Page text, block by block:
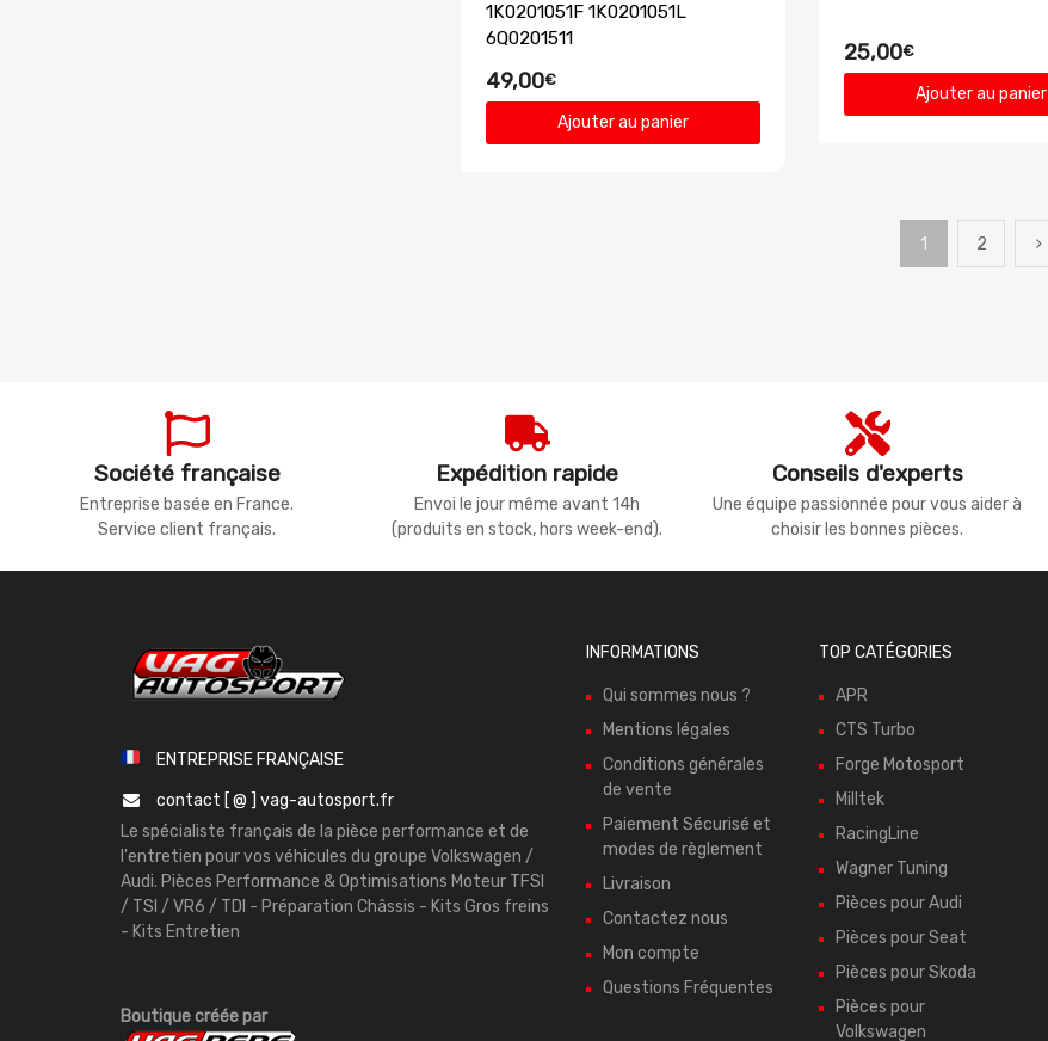
1K0201051F 1K0201051L
6Q0201511
49,00€
Ajouter au panier
25,00€
Ajouter au panier
1 2
Société française
Entreprise basée en France.
Service client français.
Expédition rapide
Envoi le jour même avant 14h
(produits en stock, hors week-end).
Conseils d'experts
Une équipe passionnée pour vous aider à
choisir les bonnes pièces.
ENTREPRISE FRANÇAISE
contact [ @ ] vag-autosport.fr
Le spécialiste français de la pièce performance et de
l'entretien pour vos véhicules du groupe Volkswagen /
Audi. Pièces Performance & Optimisations Moteur TFSI
/ TSI / VR6 / TDI - Préparation Châssis - Kits Gros freins
- Kits Entretien
Boutique créée par
INFORMATIONS
Qui sommes nous ?
Mentions légales
Conditions générales
de vente
Paiement Sécurisé et
modes de règlement
Livraison
Contactez nous
Mon compte
Questions Fréquentes
TOP CATÉGORIES
APR
CTS Turbo
Forge Motosport
Milltek
RacingLine
Wagner Tuning
Pièces pour Audi
Pièces pour Seat
Pièces pour Skoda
Pièces pour
Volkswagen